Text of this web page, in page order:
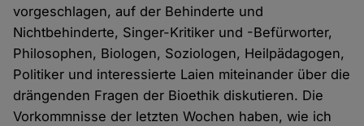
vorgeschlagen, auf der Behinderte und
Nichtbehinderte, Singer-Kritiker und -Befürworter,
Philosophen, Biologen, Soziologen, Heilpädagogen,
Politiker und interessierte Laien miteinander über die
drängenden Fragen der Bioethik diskutieren. Die
Vorkommnisse der letzten Wochen haben, wie ich